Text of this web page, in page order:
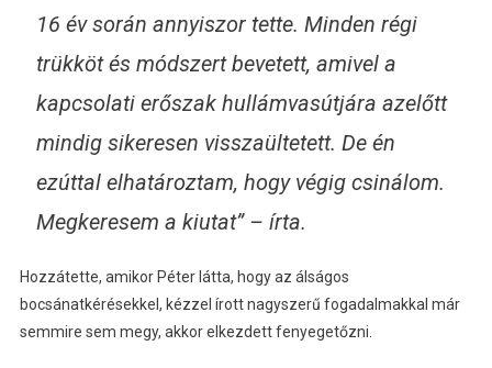
16 év során annyiszor tette. Minden régi
trükköt és módszert bevetett, amivel a
kapcsolati erőszak hullámvasútjára azelőtt
mindig sikeresen visszaültetett. De én
ezúttal elhatároztam, hogy végig csinálom.
Megkeresem a kiutat” – írta.
Hozzátette, amikor Péter látta, hogy az álságos
bocsánatkérésekkel, kézzel írott nagyszerű fogadalmakkal már
semmire sem megy, akkor elkezdett fenyegetőzni.